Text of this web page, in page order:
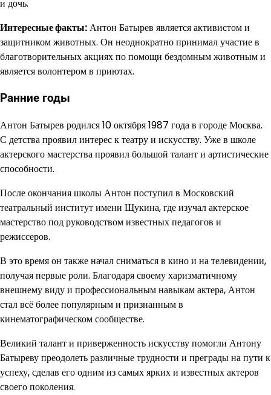
и дочь.
Интересные факты:Антон Батырев является активистом и
защитником животных. Он неоднократно принимал участие в
благотворительных акциях по помощи бездомным животным и
является волонтером в приютах.
Ранние годы
Антон Батырев родился 10 октября 1987 года в городе Москва.
С детства проявил интерес к театру и искусству. Уже в школе
актерского мастерства проявил большой талант и артистические
способности.
После окончания школы Антон поступил в Московский
театральный институт имени Щукина, где изучал актерское
мастерство под руководством известных педагогов и
режиссеров.
В это время он также начал сниматься в кино и на телевидении,
получая первые роли. Благодаря своему харизматичному
внешнему виду и профессиональным навыкам актера, Антон
стал всё более популярным и признанным в
кинематографическом сообществе.
Великий талант и приверженность искусству помогли Антону
Батыреву преодолеть различные трудности и преграды на пути к
успеху, сделав его одним из самых ярких и известных актеров
своего поколения.